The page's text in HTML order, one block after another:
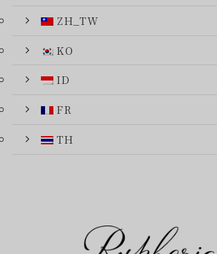
ZH_TW
KO
ID
FR
TH